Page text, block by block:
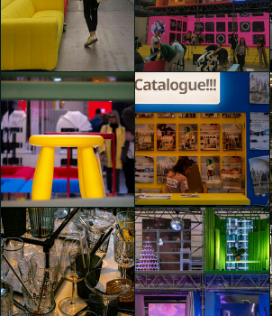
1st (First)
Sara Menegatti
1st (First)
Luca Andrè Nunez
Cerquera
1st (First)
Luca Andrè Nunez
Cerquera
1st (First)
Luca Andrè Nunez
Cerquera
1st (First)
1st (First)